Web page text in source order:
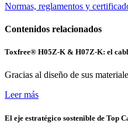
Normas, reglamentos y
Contenidos relacionados
Toxfree® H05Z-K & H07Z-K: el
Gracias al diseño de sus
Leer más
El eje estratégico sostenible de Top